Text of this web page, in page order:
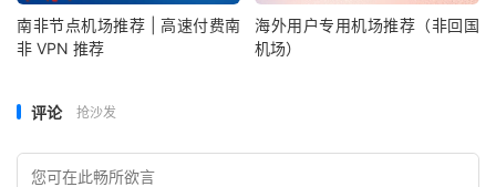
南非节点机场推荐 | 高速付费南
非 VPN 推荐
海外用户专用机场推荐（非回国
机场）
评论 抢沙发